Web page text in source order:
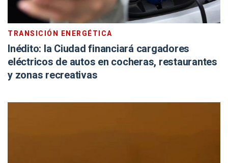
TRANSICIÓN ENERGÉTICA
Inédito: la Ciudad financiará cargadores
eléctricos de autos en cocheras, restaurantes
y zonas recreativas